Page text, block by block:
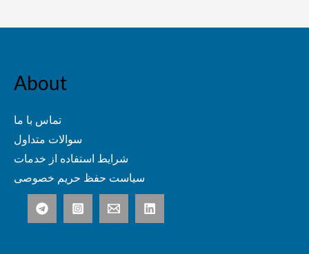
About
تماس با ما
سوالات متداول
شرایط استفاده از خدمات
سیاست حفظ حریم خصوصی